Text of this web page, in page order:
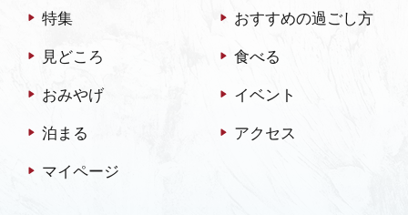
特集 おすすめの過ごし方
見どころ 食べる
おみやげ イベント
泊まる アクセス
マイページ